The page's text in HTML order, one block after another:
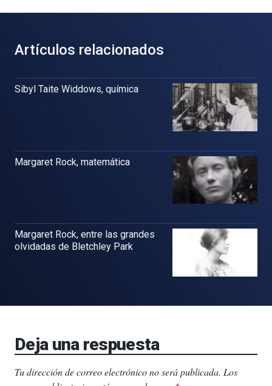
Artículos relacionados
Sibyl Taite Widdows, química
Margaret Rock, matemática
Margaret Rock, entre las grandes
olvidadas de Bletchley Park
Deja una respuesta
Tu dirección de correo electrónico no será publicada. Los